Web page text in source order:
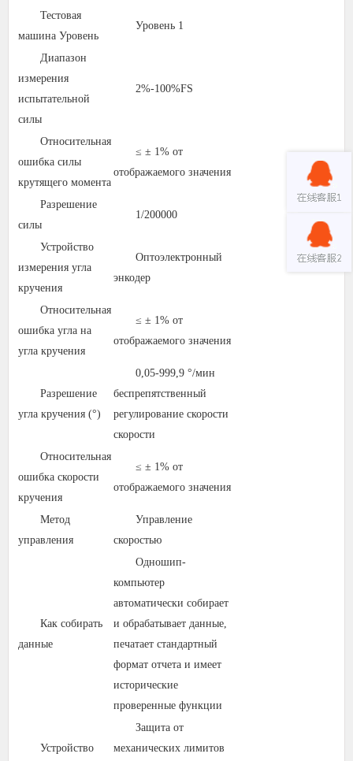
Тестовая
машина Уровень
Уровень 1
Диапазон
измерения
испытательной
силы
2%-100%FS
Относительная
ошибка силы
крутящего момента
≤ ± 1% от
отображаемого значения
Разрешение
силы
1/200000
Устройство
измерения угла
кручения
Оптоэлектронный
энкодер
Относительная
ошибка угла на
угла кручения
≤ ± 1% от
отображаемого значения
Разрешение
угла кручения (°)
0,05-999,9 °/мин
беспрепятственный
регулирование скорости
скорости
Относительная
ошибка скорости
кручения
≤ ± 1% от
отображаемого значения
Метод
управления
Управление
скоростью
Как собирать
данные
Одношип-
компьютер
автоматически собирает
и обрабатывает данные,
печатает стандартный
формат отчета и имеет
исторические
проверенные функции
Устройство
Защита от
механических лимитов